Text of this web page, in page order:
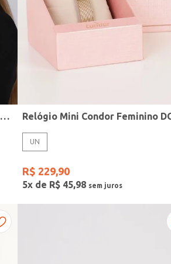
Kit Relógio + Acessório Condor Feminino PRATA
UN
R$ 229,90
5x de R$ 45,98